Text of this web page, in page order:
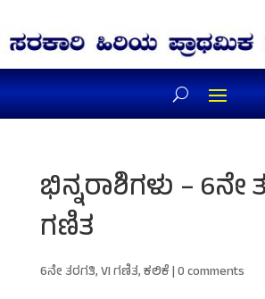
ಭಿನ್ನರಾಶಿಗಳು – 6ನೇ
ಗಣಿತ
6ನೇ ತರಗತಿ,VI ಗಣಿತ,ಕಲಿಕೆ|0 comments